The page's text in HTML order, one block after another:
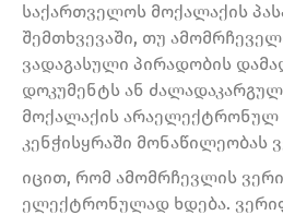
საქართველოს მოქალაქის
შემთხვევაში, თუ
ვადაგასული პირადობის
დოკუმენტს ან
მოქალაქის არაელექტრონულ
კენჭისყრაში მონაწილეობას
იცით, რომ ამომრჩევლის
ელექტრონულად ხდება.